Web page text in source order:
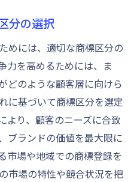
分の選択
めには、適切な商標区分の
力を高めるためには、ま
どのような顧客層に向けら
に基づいて商標区分を選定
より、顧客のニーズに合致
ブランドの価値を最大限に
市場や地域での商標登録を
市場の特性や競合状況を把